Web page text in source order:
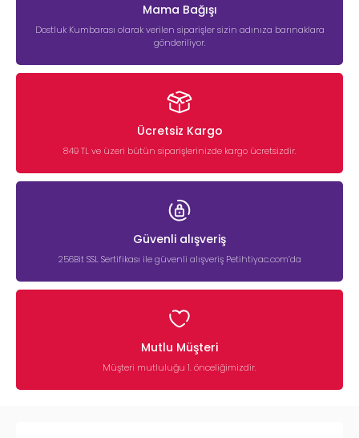
Mama Bağışı
Dostluk Kumbarası olarak verilen siparişler sizin adınıza barınaklara
gönderiliyor.
Ücretsiz Kargo
849 TL ve üzeri bütün siparişlerinizde kargo ücretsizdir.
Güvenli alışveriş
256Bit SSL Sertifikası ile güvenli alışveriş Petihtiyac.com’da
Mutlu Müşteri
Müşteri mutluluğu 1. önceliğimizdir.